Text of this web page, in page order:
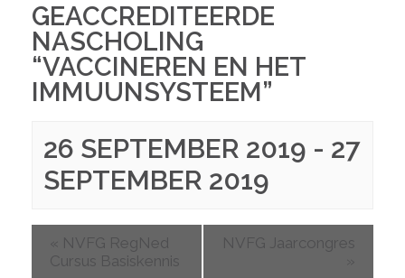
GEACCREDITEERDE
NASCHOLING
“VACCINEREN EN HET
IMMUUNSYSTEEM”
26 SEPTEMBER 2019 - 27
SEPTEMBER 2019
«
NVFG RegNed
Cursus Basiskennis
NVFG Jaarcongres
»